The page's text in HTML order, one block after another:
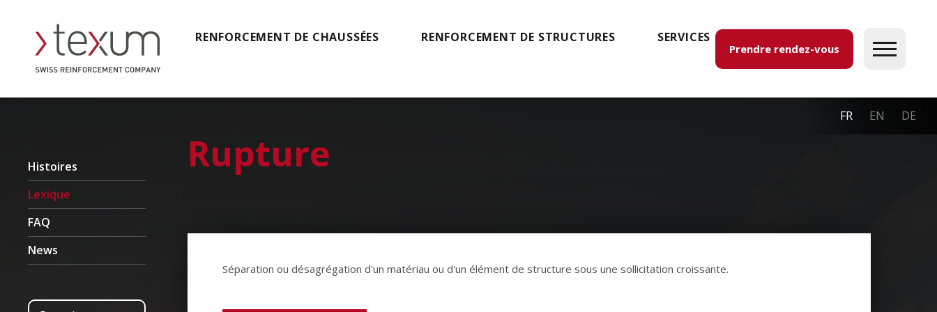
Prendre rendez-vous
FR EN DE
RENFORCEMENT DE CHAUSSÉES RENFORCEMENT DE STRUCTURES SERVICES
Histoires
Lexique
FAQ
News
Rupture
Séparation ou désagrégation d'un matériau ou d'un élément de structure sous une sollicitation croissante.